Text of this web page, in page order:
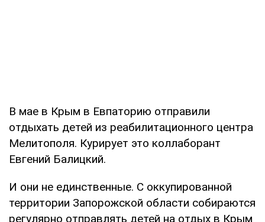
В мае в Крым в Евпаторию отправили
отдыхать детей из реабилитационного центра
Мелитополя. Курирует это коллаборант
Евгений Балицкий.
И они не единственные. С оккупированной
территории Запорожской области собираются
регулярно отправлять детей на отдых в Крым